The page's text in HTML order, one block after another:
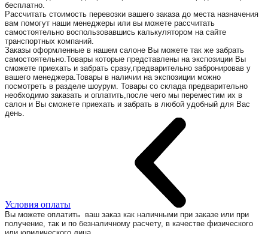
бесплатно.
Рассчитать стоимость перевозки вашего заказа до места назначения
вам помогут наши менеджеры или вы можете рассчитать
самостоятельно воспользовавшись калькулятором на сайте
транспортных компаний.
Заказы оформленные в нашем салоне Вы можете так же забрать
самостоятельно.Товары которые представлены на экспозиции Вы
сможете приехать и забрать сразу,предварительно забронировав у
вашего менеджера.Товары в наличии на экспозиции можно
посмотреть в разделе шоурум. Товары со склада предварительно
необходимо заказать и оплатить,после чего мы переместим их в
салон и Вы сможете приехать и забрать в любой удобный для Вас
день.
Условия оплаты
Вы можете оплатить ваш заказ как наличными при заказе или при
получение, так и по безналичному расчету, в качестве физического